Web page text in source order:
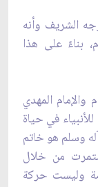
الشريف وأنه
بناءً على هذا
والإمام المهدي
في حياة
وسلم هو خاتم
من خلال
وليست حركة